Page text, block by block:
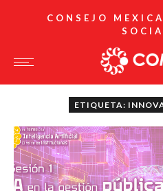
CONSEJO
ETIQUETA: